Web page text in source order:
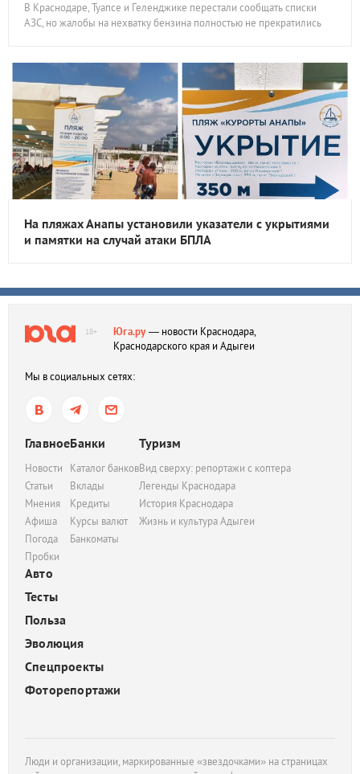
В Краснодаре, Туапсе и Геленджике перестали сообщать списки
АЗС, но жалобы на нехватку бензина полностью не прекратились
На пляжах Анапы установили указатели с укрытиями
и памятки на случай атаки БПЛА
18+ Юга.ру— новости Краснодара,
Краснодарского края и Адыгеи
Мы в социальных сетях:
Главное
Новости
Статьи
Мнения
Афиша
Погода
Пробки
Банки
Каталог банков
Вклады
Кредиты
Курсы валют
Банкоматы
Туризм
Вид сверху: репортажи с коптера
Легенды Краснодара
История Краснодара
Жизнь и культура Адыгеи
Авто
Тесты
Польза
Эволюция
Спецпроекты
Фоторепортажи
Люди и организации, маркированные «звездочками» на страницах